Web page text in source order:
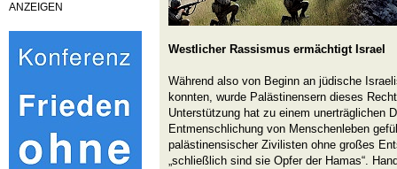
ANZEIGEN
Westlicher Rassismus ermächtigt Israel
Während also von Beginn an jüdische
konnten, wurde Palästinensern dieses
Unterstützung hat zu einem unerträglichen
Entmenschlichung von Menschenleben
palästinensischer Zivilisten ohne großes
„schließlich sind sie Opfer der Hamas“.